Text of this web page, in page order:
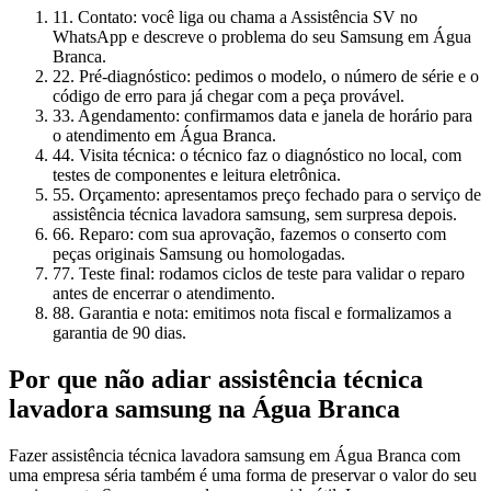
11. Contato: você liga ou chama a Assistência SV no
WhatsApp e descreve o problema do seu Samsung em Água
Branca.
22. Pré-diagnóstico: pedimos o modelo, o número de série e o
código de erro para já chegar com a peça provável.
33. Agendamento: confirmamos data e janela de horário para
o atendimento em Água Branca.
44. Visita técnica: o técnico faz o diagnóstico no local, com
testes de componentes e leitura eletrônica.
55. Orçamento: apresentamos preço fechado para o serviço de
assistência técnica lavadora samsung, sem surpresa depois.
66. Reparo: com sua aprovação, fazemos o conserto com
peças originais Samsung ou homologadas.
77. Teste final: rodamos ciclos de teste para validar o reparo
antes de encerrar o atendimento.
88. Garantia e nota: emitimos nota fiscal e formalizamos a
garantia de 90 dias.
Por que não adiar assistência técnica
lavadora samsung na Água Branca
Fazer assistência técnica lavadora samsung em Água Branca com
uma empresa séria também é uma forma de preservar o valor do seu